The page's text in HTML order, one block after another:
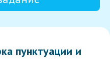
пунктуации и